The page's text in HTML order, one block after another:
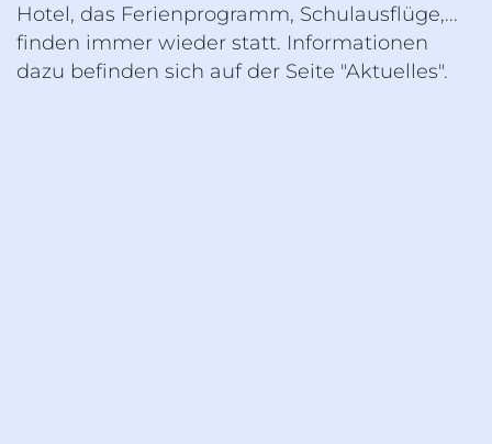
Hotel, das Fe­ri­en­pro­gramm, Schul­aus­flü­ge,...
fin­den immer wie­der statt. In­for­ma­tio­nen
dazu be­fin­den sich auf der Seite "Ak­tu­el­les".